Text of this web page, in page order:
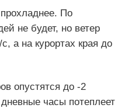
По
не будет, но ветер
а на курортах края до
опустятся до -2
часы потеплеет